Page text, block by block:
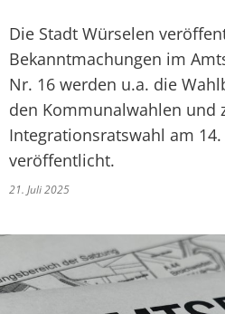
Die Stadt Würselen
Bekanntmachungen im
Nr. 16 werden u.a. die
den Kommunalwahlen und
Integrationsratswahl am
veröffentlicht.
21. Juli 2025